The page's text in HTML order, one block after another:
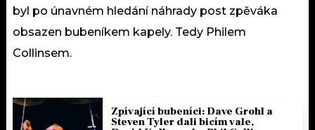
byl po únavném hledání náhrady post zpěváka
obsazen bubeníkem kapely. Tedy Philem
Collinsem.
Zpívající bubeníci: Dave Grohl a
Steven Tyler dali bicím vale,